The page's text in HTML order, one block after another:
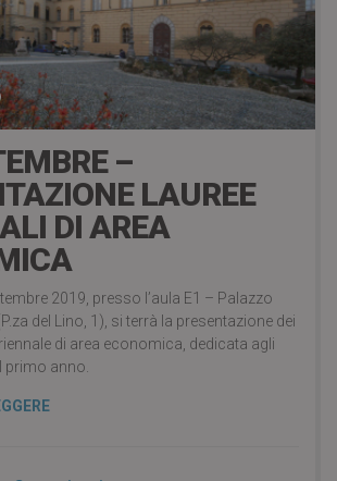
–
LAUREE
DI AREA
2019, presso l’aula E1 – Palazzo
del Lino, 1), si terrà la presentazione dei
di area economica, dedicata agli
primo anno.